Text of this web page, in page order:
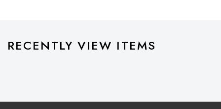
RECENTLY VIEW ITEMS